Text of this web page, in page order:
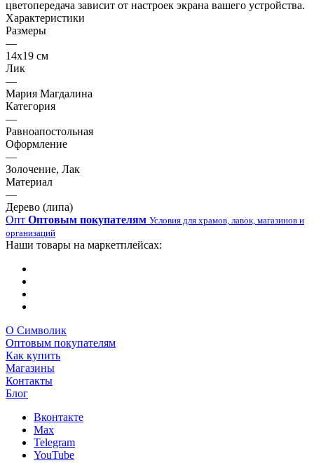
цветопередача зависит от настроек экрана вашего устройства.
Характеристики
Размеры
—
14х19 см
Лик
—
Мария Магдалина
Категория
—
Равноапостольная
Оформление
—
Золочение, Лак
Материал
—
Дерево (липа)
Опт Оптовым покупателям Условия для храмов, лавок, магазинов и
организаций
Наши товары на маркетплейсах:
О Символик
Оптовым покупателям
Как купить
Магазины
Контакты
Блог
Вконтакте
Max
Telegram
YouTube